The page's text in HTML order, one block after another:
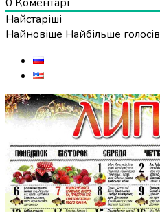
Найстаріші
Найновіше Найбільше голосів